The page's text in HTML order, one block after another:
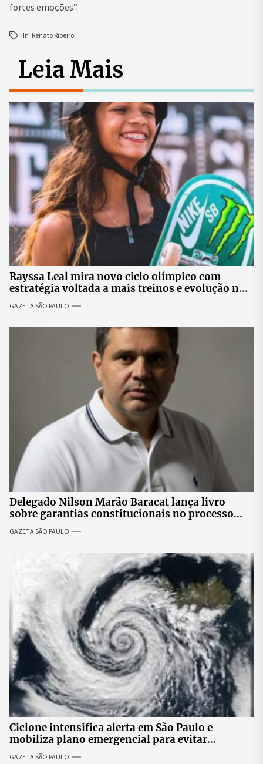
fortes emoções”.
In Renato Ribeiro
Leia Mais
Rayssa Leal mira novo ciclo olímpico com
estratégia voltada a mais treinos e evolução no
GAZETA SÃO PAULO
Delegado Nilson Marão Baracat lança livro
sobre garantias constitucionais no processo
penal brasileiro
GAZETA SÃO PAULO
Ciclone intensifica alerta em São Paulo e
mobiliza plano emergencial para evitar
impactos no fornecimento de energia
GAZETA SÃO PAULO